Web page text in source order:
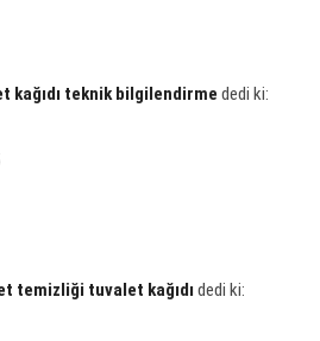
kağıdı teknik bilgilendirme dedi ki:
temizliği tuvalet kağıdı dedi ki: